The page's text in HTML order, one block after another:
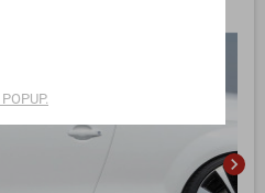
chevron_right